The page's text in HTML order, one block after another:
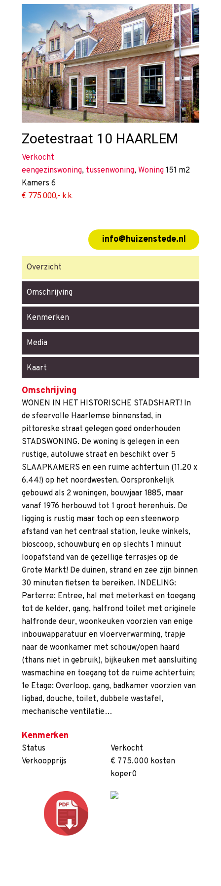
Zoetestraat 10 HAARLEM
Verkocht
eengezinswoning, tussenwoning, Woning 151 m2
Kamers 6
€ 775.000,- k.k.
info@huizenstede.nl
Overzicht
Omschrijving
Kenmerken
Media
Kaart
Omschrijving
WONEN IN HET HISTORISCHE STADSHART! In
de sfeervolle Haarlemse binnenstad, in
pittoreske straat gelegen goed onderhouden
STADSWONING. De woning is gelegen in een
rustige, autoluwe straat en beschikt over 5
SLAAPKAMERS en een ruime achtertuin (11.20 x
6.44!) op het noordwesten. Oorspronkelijk
gebouwd als 2 woningen, bouwjaar 1885, maar
vanaf 1976 herbouwd tot 1 groot herenhuis. De
ligging is rustig maar toch op een steenworp
afstand van het centraal station, leuke winkels,
bioscoop, schouwburg en op slechts 1 minuut
loopafstand van de gezellige terrasjes op de
Grote Markt! De duinen, strand en zee zijn binnen
30 minuten fietsen te bereiken. INDELING:
Parterre: Entree, hal met meterkast en toegang
tot de kelder, gang, halfrond toilet met originele
halfronde deur, woonkeuken voorzien van enige
inbouwapparatuur en vloerverwarming, trapje
naar de woonkamer met schouw/open haard
(thans niet in gebruik), bijkeuken met aansluiting
wasmachine en toegang tot de ruime achtertuin;
1e Etage: Overloop, gang, badkamer voorzien van
ligbad, douche, toilet, dubbele wastafel,
mechanische ventilatie…
Kenmerken
Status
Verkocht
Verkoopprijs
€ 775.000 kosten
koper0